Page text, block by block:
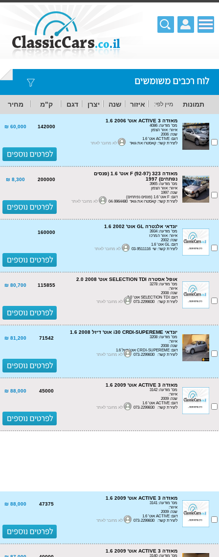
לוח רכבים משומשים
תמונות מיין לפי: איזור שנה יצרן דגם ק"מ מחיר
מאזדה 3 ACTIVE אוט' 1.6 2006
מס' מודעה: 4086
איזור: אזור הצפון
שנה: 2006
דגם: ACTIVE אוט' 1.6
ליצירת קשר: קאסטרו את גואד
לא מחובר לאתר
142000
60,000 ₪
מאזדה 323 (92-97) F אוט' 1.6 (פנסים
נפתחים) 1997
מס' מודעה: 3965
איזור: אזור הצפון
שנה: 1997
דגם: F אוט' 1.6 (פנסים נפתחים)
ליצירת קשר: קאסטרו את גואד 04-9964480
לא מחובר לאתר
200000
8,300 ₪
יונדאי אלנטרה GL אוט' 1.6 2002
מס' מודעה: 3934
איזור: אזור המרכז
שנה: 2002
דגם: GL אוט' 1.6
ליצירת קשר: שי 03-9511116
לא מחובר לאתר
160000
אופל אסטרה SELECTION TDI אוט' 2.0 2008
מס' מודעה: 3278
איזור:
שנה: 2008
דגם: SELECTION TDI אוט' 2.0
ליצירת קשר: 073-2299830
לא מחובר לאתר
115855
80,700 ₪
יונדאי i30 CRDI-SUPEREME אוט' דיזל 1.6 2008
מס' מודעה: 3208
איזור:
שנה: 2008
דגם: CRDI-SUPEREME אוט' דיזל 1.6
ליצירת קשר: 073-2299830
לא מחובר לאתר
71542
81,200 ₪
מאזדה 3 ACTIVE אוט' 1.6 2009
מס' מודעה: 3142
איזור:
שנה: 2009
דגם: ACTIVE אוט' 1.6
ליצירת קשר: 073-2299830
לא מחובר לאתר
45000
88,000 ₪
מאזדה 3 ACTIVE אוט' 1.6 2009
מס' מודעה: 3141
איזור:
שנה: 2009
דגם: ACTIVE אוט' 1.6
ליצירת קשר: 073-2299830
לא מחובר לאתר
47375
88,000 ₪
מאזדה 3 ACTIVE אוט' 1.6 2009
מס' מודעה: 3140